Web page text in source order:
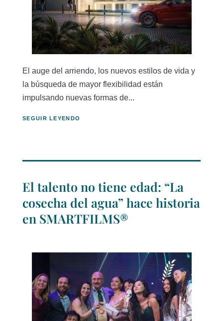
El auge del arriendo, los nuevos estilos de vida y
la búsqueda de mayor flexibilidad están
impulsando nuevas formas de...
SEGUIR LEYENDO
El talento no tiene edad: “La
cosecha del agua” hace historia
en SMARTFILMS®